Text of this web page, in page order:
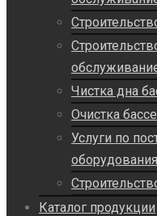
Чистка дна
Очистка
Услуги по
Каталог продукции